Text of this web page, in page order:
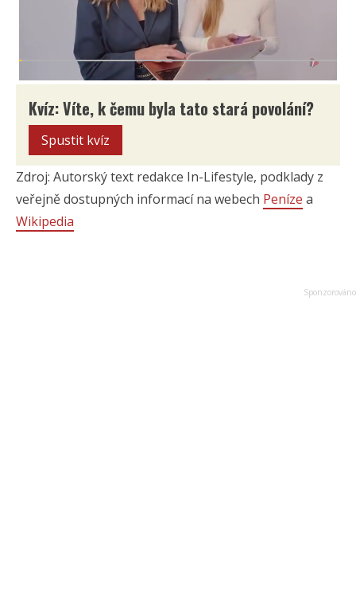
Kvíz: Víte, k čemu byla tato stará povolání?
Spustit kvíz
Zdroj: Autorský text redakce In-Lifestyle, podklady z
veřejně dostupných informací na webech Peníze a
Wikipedia